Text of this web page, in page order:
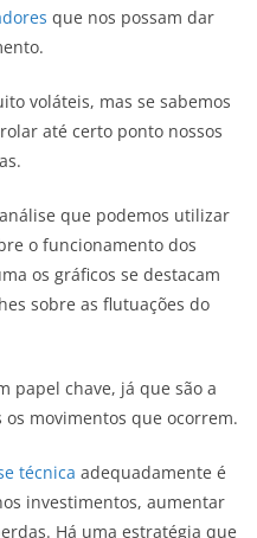
que nos possam dar
voláteis, mas se sabemos
até certo ponto nossos
que podemos utilizar
o funcionamento dos
os gráficos se destacam
sobre as flutuações do
papel chave, já que são a
movimentos que ocorrem.
técnica adequadamente é
investimentos, aumentar
Há uma estratégia que